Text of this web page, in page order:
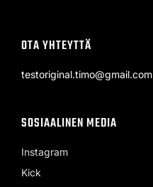
OTA YHTEYTTÄ
testoriginal.timo@gmail.com
SOSIAALINEN MEDIA
Instagram
Kick